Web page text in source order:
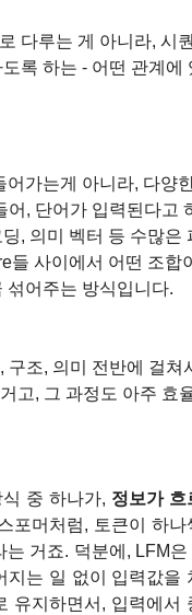
다루는 게 아니라, 시
록 하는 - 어떤 관계에
가는게 아니라, 다양
어, 단어가 입력된다고
, 의미 벡터 등 수많은
들 사이에서 어떤 조합
섞어주는 방식입니다.
구조, 의미 전반에 걸쳐
고, 그 과정도 아주 효
중 하나가, 정보가 흐
포머처럼, 토큰이 하나
거죠. 덕분에, LFM
지는 일 없이 입력값을
유지하면서, 입력에서